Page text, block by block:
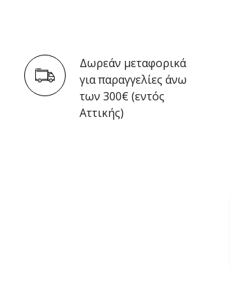
Δωρεάν μεταφορικά
για παραγγελίες άνω
των 300€ (εντός
Αττικής)